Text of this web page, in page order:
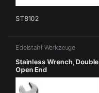
ST8102
Edelstahl Werkzeuge
Stainless Wrench, Double
Open End